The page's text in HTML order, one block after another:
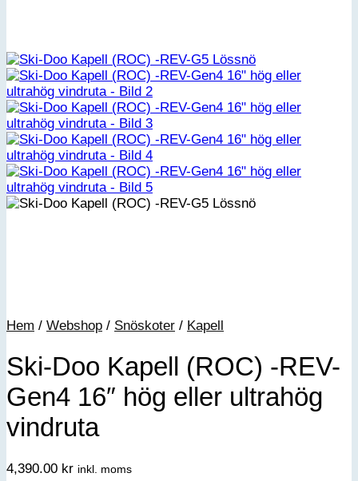
Hem / Webshop / Snöskoter / Kapell
Ski-Doo Kapell (ROC) -REV-
Gen4 16″ hög eller ultrahög
vindruta
4,390.00 kr inkl. moms